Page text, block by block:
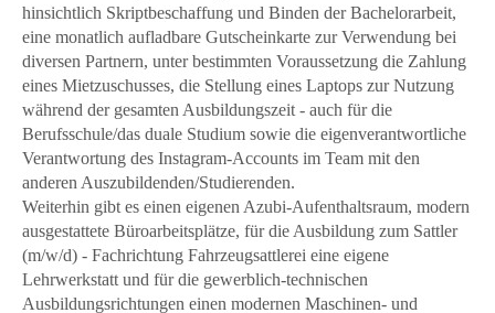
hinsichtlich Skriptbeschaffung und Binden der Bachelorarbeit,
eine monatlich aufladbare Gutscheinkarte zur Verwendung bei
diversen Partnern, unter bestimmten Voraussetzung die Zahlung
eines Mietzuschusses, die Stellung eines Laptops zur Nutzung
während der gesamten Ausbildungszeit - auch für die
Berufsschule/das duale Studium sowie die eigenverantwortliche
Verantwortung des Instagram-Accounts im Team mit den
anderen Auszubildenden/Studierenden.
Weiterhin gibt es einen eigenen Azubi-Aufenthaltsraum, modern
ausgestattete Büroarbeitsplätze, für die Ausbildung zum Sattler
(m/w/d) - Fachrichtung Fahrzeugsattlerei eine eigene
Lehrwerkstatt und für die gewerblich-technischen
Ausbildungsrichtungen einen modernen Maschinen- und